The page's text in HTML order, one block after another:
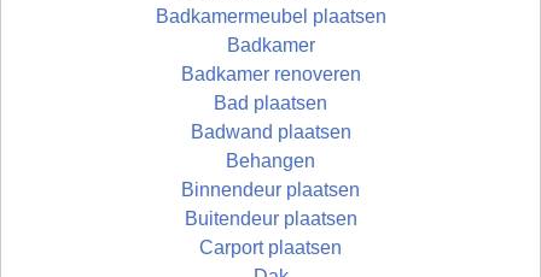
Badkamermeubel plaatsen
Badkamer
Badkamer renoveren
Bad plaatsen
Badwand plaatsen
Behangen
Binnendeur plaatsen
Buitendeur plaatsen
Carport plaatsen